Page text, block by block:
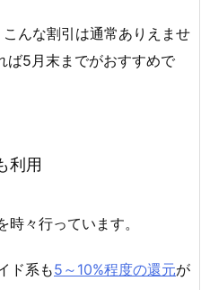
んな割引は通常ありえませ
ば5月末までがおすすめで
利用
時々行っています。
ド系も5～10%程度の還元が